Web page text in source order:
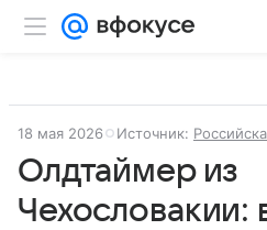
18 мая 2026 Источник:
Олдтаймер из
Чехословакии: